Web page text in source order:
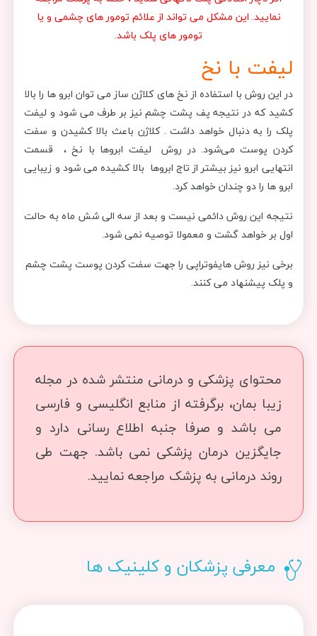
نمایید. این مشکل می تواند از علائم تومور های چشمی و یا
تومور های پلک باشد.
لیفت با نخ
در این روش با استفاده از نخ های کلاژن ساز می توان ابرو ها را بالا
کشید که در نتیجه پف پشت چشم نیز بر طرف می شود و لیفت
پلک را به دنبال خواهد داشت . کلاژن باعث بالا کشیدن و سفت
کردن پوست می‌شود. در روش لیفت ابروها با نخ ، قسمت
انتهایی ابرو نیز بیشتر از تاج ابروها بالا کشیده می شود و زیبایی
ابرو ها را دو چندان خواهد کرد.
نتیجه این روش دائمی نیست و بعد از سه الی شش ماه به حالت
اول بر خواهد گشت و معمولا توصیه نمی شود.
برخی نیز روش هایفوتراپی را جهت سفت کردن پوست پشت چشم
و پلک پیشنهاد می کنند.
محتوای پزشکی و درمانی منتشر شده در مجله
زیبا بمان، برگرفته از منابع انگلیسی و فارسی
می باشد و صرفا جنبه اطلاع رسانی دارد و
جایگزین درمان پزشکی نمی باشد. جهت طی
روند درمانی به پزشک مراجعه نمایید.
معرفی پزشکان و کلینیک ها